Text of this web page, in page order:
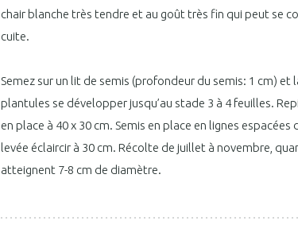
chair blanche très tendre et au goût très fin qui peut se
cuite.
Semez sur un lit de semis (profondeur du semis: 1 cm) et
plantules se développer jusqu’au stade 3 à 4 feuilles.
en place à 40 x 30 cm. Semis en place en lignes espacées
levée éclaircir à 30 cm. Récolte de juillet à novembre,
atteignent 7-8 cm de diamètre.